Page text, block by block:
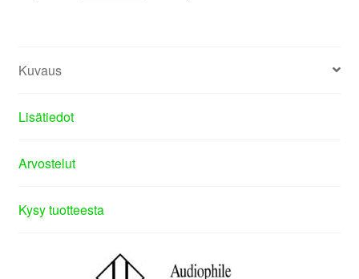
Kuvaus
Lisätiedot
Arvostelut
Kysy tuotteesta